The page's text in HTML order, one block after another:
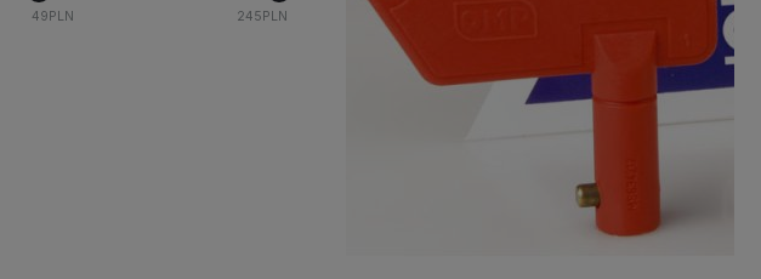
49PLN 245PLN